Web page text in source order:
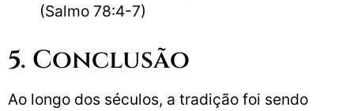
(Salmo 78:4-7)
5. Conclusão
Ao longo dos séculos, a tradição foi sendo